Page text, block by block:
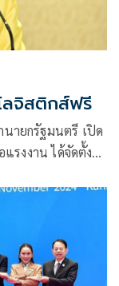
ลจิสติกส์ฟรี
ายกรัฐมนตรี เปิด
รงงาน ได้จัดตั้ง